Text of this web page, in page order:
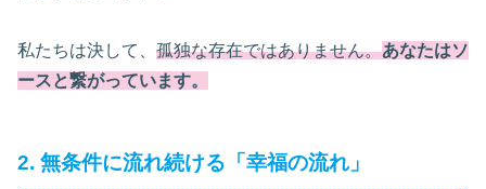
私たちは決して、 孤独な存在ではありません。あなたはソ
ースと繋がっています。
2. 無条件に流れ続ける「幸福の流れ」